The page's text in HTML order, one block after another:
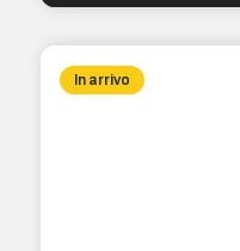
In arrivo